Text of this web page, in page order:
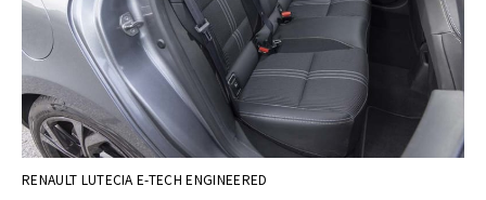
RENAULT LUTECIA E-TECH ENGINEERED